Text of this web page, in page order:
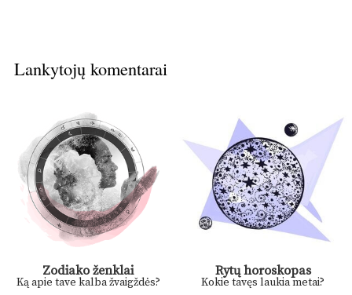
Lankytojų komentarai
Zodiako ženklai
Ką apie tave kalba žvaigždės?
Rytų horoskopas
Kokie tavęs laukia metai?